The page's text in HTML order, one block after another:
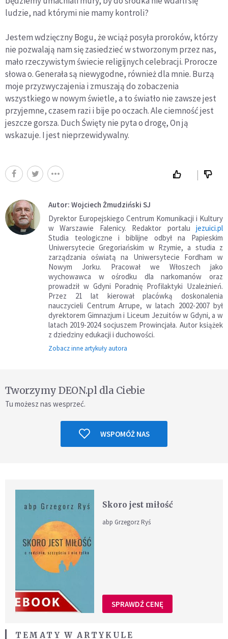
ludzie, nad którymi nie mamy kontroli?
Jestem wdzięczny Bogu, że wciąż posyła proroków, którzy
nie pozwalają nam się zasiedzieć w stworzonym przez nas,
mało rzeczywistym świecie religijnych celebracji. Prorocze
słowa o. Generała są niewygodne, również dla mnie. Burzą
moje przyzwyczajenia i zmuszają do zobaczenia
wszystkiego w nowym świetle, a to światło nie zawsze jest
przyjemne, czasem razi i bije po oczach. Ale ciemność jest
jeszcze gorsza. Duch Święty nie pyta o drogę, On ją
wskazuje. I jest nieprzewidywalny.
Autor: Wojciech Żmudziński SJ
Dyrektor Europejskiego Centrum Komunikacji i Kultury
w Warszawie Falenicy. Redaktor portalu jezuici.pl
Studia teologiczne i biblijne odbył na Papieskim
Uniwersytecie Gregoriańskim w Rzymie, a studia z
zarządzania oświatą na Uniwersytecie Fordham w
Nowym Jorku. Pracował we Włoszech jako
wychowawca w ośrodku dla narkomanów oraz
prowadził w Gdyni Poradnię Profilaktyki Uzależnień.
Przez 21 lat kierował placówką doskonalenia
nauczycieli Centrum Arrupe, w latach 2002-2007 był
dyrektorem Gimnazjum i Liceum Jezuitów w Gdyni, a w
latach 2019-2024 socjuszem Prowincjała. Autor książek
z dziedziny edukacji i duchowości.
Zobacz inne artykuły autora
Tworzymy DEON.pl dla Ciebie
Tu możesz nas wesprzeć.
WSPOMÓŻ NAS
Skoro jest miłość
abp Grzegorz Ryś
SPRAWDŹ CENĘ
TEMATY W ARTYKULE